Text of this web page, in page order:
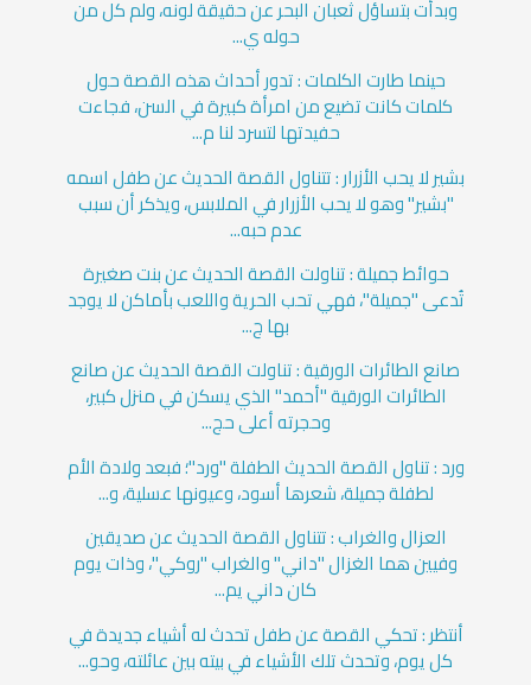
وبدأت بتساؤل ثعبان البحر عن حقيقة لونه، ولم كل من
حوله ي...
حينما طارت الكلمات : تدور أحداث هذه القصة حول
كلمات كانت تضيع من امرأة كبيرة في السن، فجاءت
حفيدتها لتسرد لنا م...
بشير لا يحب الأزرار : تتناول القصة الحديث عن طفل اسمه
"بشير" وهو لا يحب الأزرار في الملابس، ويذكر أن سبب
عدم حبه...
حوائط جميلة : تناولت القصة الحديث عن بنت صغيرة
تُدعى "جميلة"، فهي تحب الحرية واللعب بأماكن لا يوجد
بها ج...
صانع الطائرات الورقية : تناولت القصة الحديث عن صانع
الطائرات الورقية "أحمد" الذي يسكن في منزل كبير،
وحجرته أعلى حج...
ورد : تناول القصة الحديث الطفلة "ورد"؛ فبعد ولادة الأم
لطفلة جميلة، شعرها أسود، وعيونها عسلية، و...
العزال والغراب : تتناول القصة الحديث عن صديقين
وفيين هما الغزال "داني" والغراب "روكي"، وذات يوم
كان داني يم...
أنتظر : تحكي القصة عن طفل تحدث له أشياء جديدة في
كل يوم، وتحدث تلك الأشياء في بيته بين عائلته، وحو...